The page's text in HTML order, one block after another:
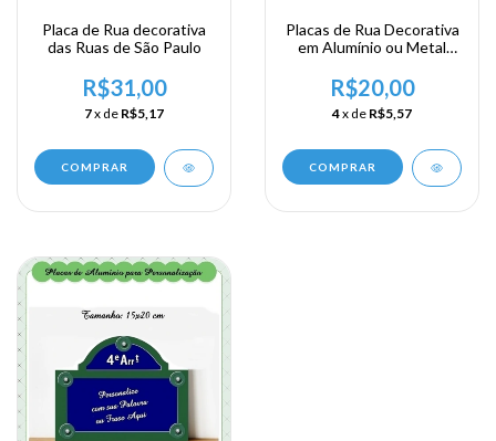
Placa de Rua decorativa
das Ruas de São Paulo
R$31,00
7x de R$5,17
COMPRAR
Placas de Rua Decorativa
em Alumínio ou Metal
R$20,00
4x de R$5,57
COMPRAR